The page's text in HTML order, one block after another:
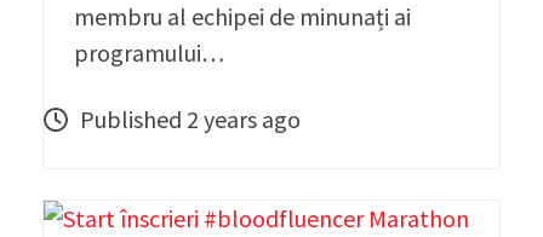
membru al echipei de minunați ai
programului…
Published 2 years ago